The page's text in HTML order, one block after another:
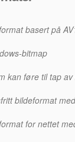
basert på
bitmap
kan føre til tap av
bildeformat
for nettet